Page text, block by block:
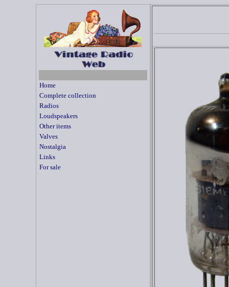
Home
Complete collection
Radios
Loudspeakers
Other items
Valves
Nostalgia
Links
For sale